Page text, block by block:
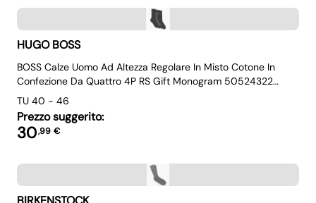
HUGO BOSS
BOSS Calze Uomo Ad Altezza Regolare In Misto Cotone In
Confezione Da Quattro 4P RS Gift Monogram 50524322
Colore Nero
TU 40 - 46
Prezzo suggerito:
30,99 €